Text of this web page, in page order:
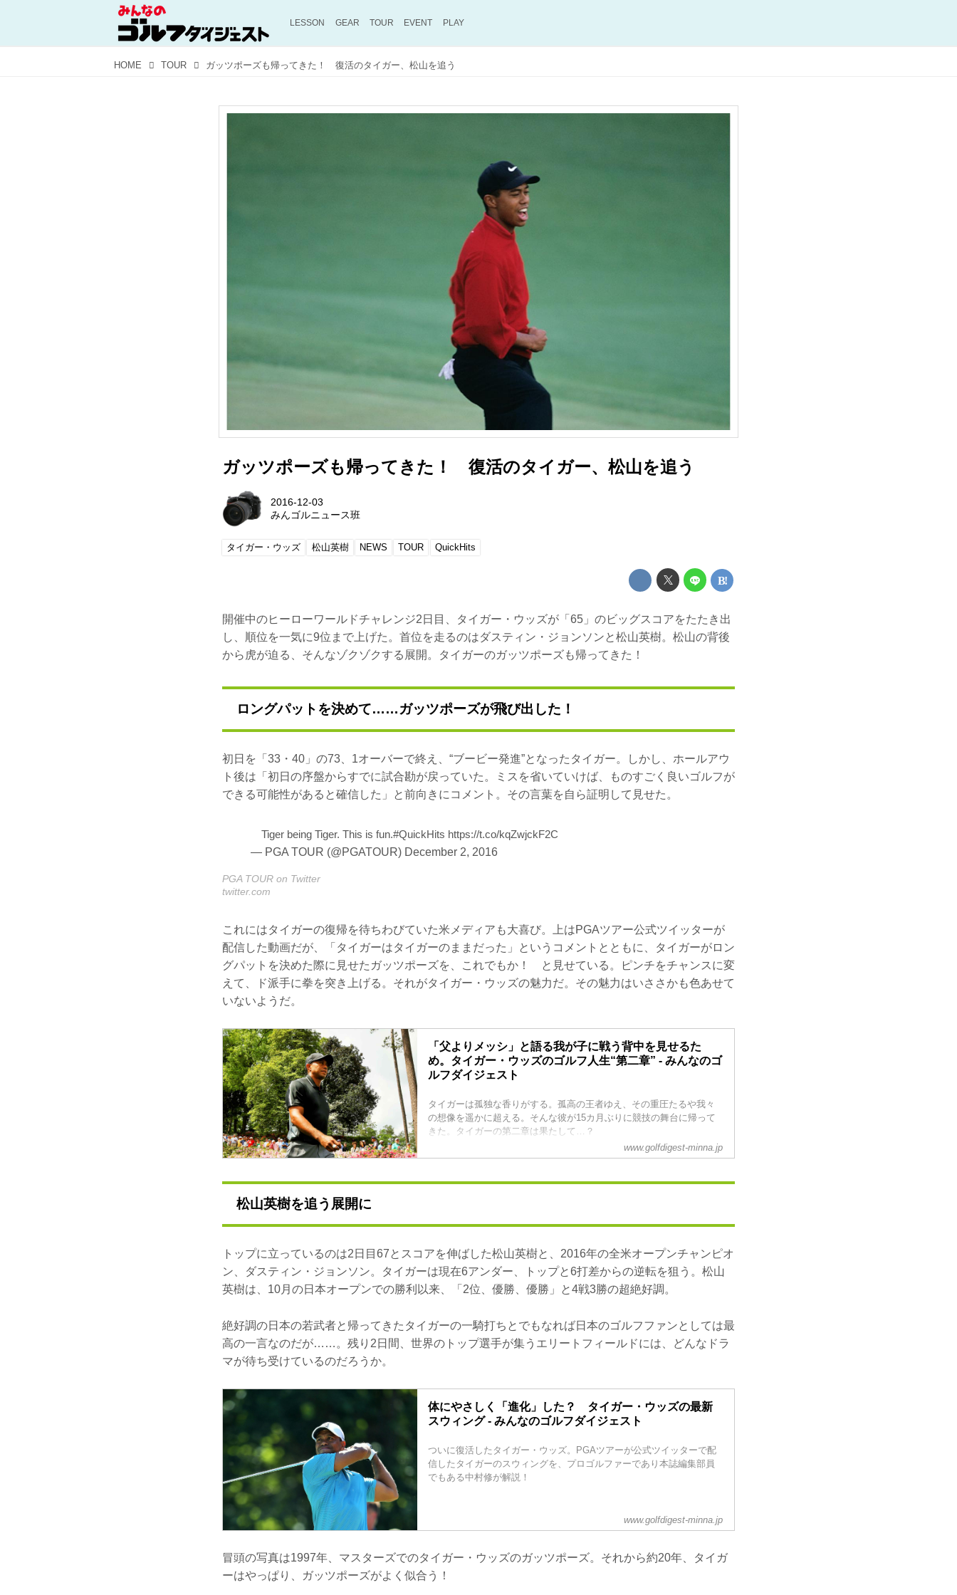
LESSON GEAR TOUR EVENT PLAY
HOME TOUR ガッツポーズも帰ってきた！ 復活のタイガー、松山を追う
ガッツポーズも帰ってきた！ 復活のタイガー、松山を追う
2016-12-03
みんゴルニュース班
タイガー・ウッズ 松山英樹 NEWS TOUR QuickHits
開催中のヒーローワールドチャレンジ2日目、タイガー・ウッズが「65」のビッグスコアをたたき出
し、順位を一気に9位まで上げた。首位を走るのはダスティン・ジョンソンと松山英樹。松山の背後
から虎が迫る、そんなゾクゾクする展開。タイガーのガッツポーズも帰ってきた！
ロングパットを決めて……ガッツポーズが飛び出した！
初日を「33・40」の73、1オーバーで終え、“ブービー発進”となったタイガー。しかし、ホールアウ
ト後は「初日の序盤からすでに試合勘が戻っていた。ミスを省いていけば、ものすごく良いゴルフが
できる可能性があると確信した」と前向きにコメント。その言葉を自ら証明して見せた。
Tiger being Tiger. This is fun.#QuickHits https://t.co/kqZwjckF2C
— PGA TOUR (@PGATOUR) December 2, 2016
PGA TOUR on Twitter
twitter.com
これにはタイガーの復帰を待ちわびていた米メディアも大喜び。上はPGAツアー公式ツイッターが
配信した動画だが、「タイガーはタイガーのままだった」というコメントとともに、タイガーがロン
グパットを決めた際に見せたガッツポーズを、これでもか！ と見せている。ピンチをチャンスに変
えて、ド派手に拳を突き上げる。それがタイガー・ウッズの魅力だ。その魅力はいささかも色あせて
いないようだ。
「父よりメッシ」と語る我が子に戦う背中を見せるた
め。タイガー・ウッズのゴルフ人生“第二章” - みんなのゴ
ルフダイジェスト
タイガーは孤独な香りがする。孤高の王者ゆえ、その重圧たるや我々
の想像を遥かに超える。そんな彼が15カ月ぶりに競技の舞台に帰って
きた。タイガーの第二章は果たして…？
www.golfdigest-minna.jp
松山英樹を追う展開に
トップに立っているのは2日目67とスコアを伸ばした松山英樹と、2016年の全米オープンチャンピオ
ン、ダスティン・ジョンソン。タイガーは現在6アンダー、トップと6打差からの逆転を狙う。松山
英樹は、10月の日本オープンでの勝利以来、「2位、優勝、優勝」と4戦3勝の超絶好調。
絶好調の日本の若武者と帰ってきたタイガーの一騎打ちとでもなれば日本のゴルフファンとしては最
高の一言なのだが……。残り2日間、世界のトップ選手が集うエリートフィールドには、どんなドラ
マが待ち受けているのだろうか。
体にやさしく「進化」した？ タイガー・ウッズの最新
スウィング - みんなのゴルフダイジェスト
ついに復活したタイガー・ウッズ。PGAツアーが公式ツイッターで配
信したタイガーのスウィングを、プロゴルファーであり本誌編集部員
でもある中村修が解説！
www.golfdigest-minna.jp
冒頭の写真は1997年、マスターズでのタイガー・ウッズのガッツポーズ。それから約20年、タイガ
ーはやっぱり、ガッツポーズがよく似合う！